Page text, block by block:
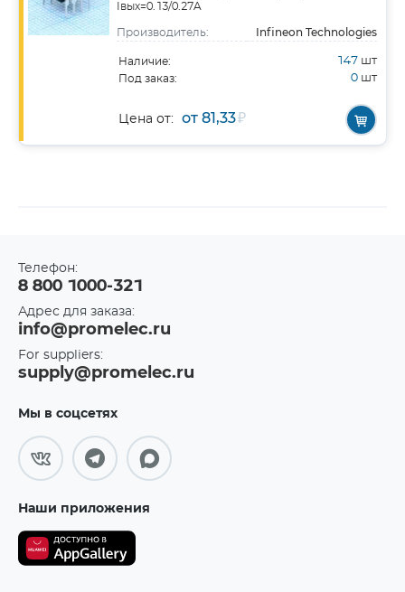
Iвых=0.13/0.27A
Производитель: Infineon Technologies
Наличие: 147 шт
Под заказ: 0 шт
Цена от: от 81,33₽
Телефон:
8 800 1000-321
Адрес для заказа:
info@promelec.ru
For suppliers:
supply@promelec.ru
Мы в соцсетях
Наши приложения